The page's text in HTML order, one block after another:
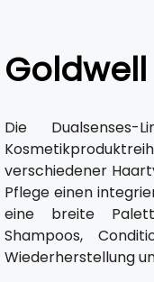
Die
verschiedener
Pflege einen
eine breite
Shampoos,
Wiederherstellung